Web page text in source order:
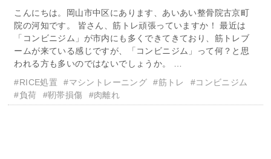
こんにちは。岡山市中区にあります、あいあい整骨院古京町
院の河知です。 皆さん、筋トレ頑張っていますか！ 最近は
「コンビニジム」が市内にも多くできてきており、筋トレブ
ームが来ている感じですが、「コンビニジム」って何？と思
われる方も多いのではないでしょうか。 …
#RICE処置
#マシントレーニング #筋トレ
#コンビニジム
#負荷
#靭帯損傷 #肉離れ